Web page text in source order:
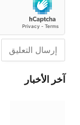
آخر الأخبار